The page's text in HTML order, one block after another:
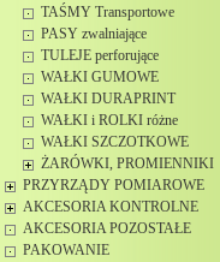
TAŚMY Transportowe
PASY zwalniające
TULEJE perforujące
WAŁKI GUMOWE
WAŁKI DURAPRINT
WAŁKI i ROLKI różne
WAŁKI SZCZOTKOWE
ŻARÓWKI, PROMIENNIKI
PRZYRZĄDY POMIAROWE
AKCESORIA KONTROLNE
AKCESORIA POZOSTAŁE
PAKOWANIE